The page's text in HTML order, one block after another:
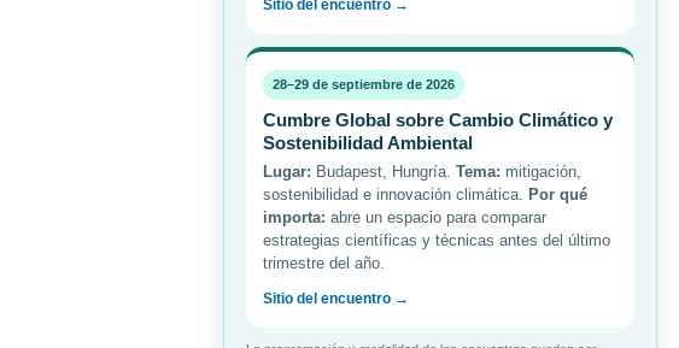
Sitio del encuentro →
28–29 de septiembre de 2026
Cumbre Global sobre Cambio Climático y
Sostenibilidad Ambiental
Lugar: Budapest, Hungría. Tema: mitigación,
sostenibilidad e innovación climática. Por qué
importa: abre un espacio para comparar
estrategias científicas y técnicas antes del último
trimestre del año.
Sitio del encuentro →